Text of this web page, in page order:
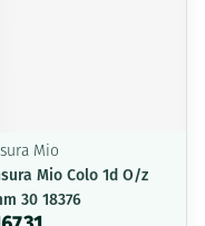
Mio
Mio Colo 1d O/z
30 18376